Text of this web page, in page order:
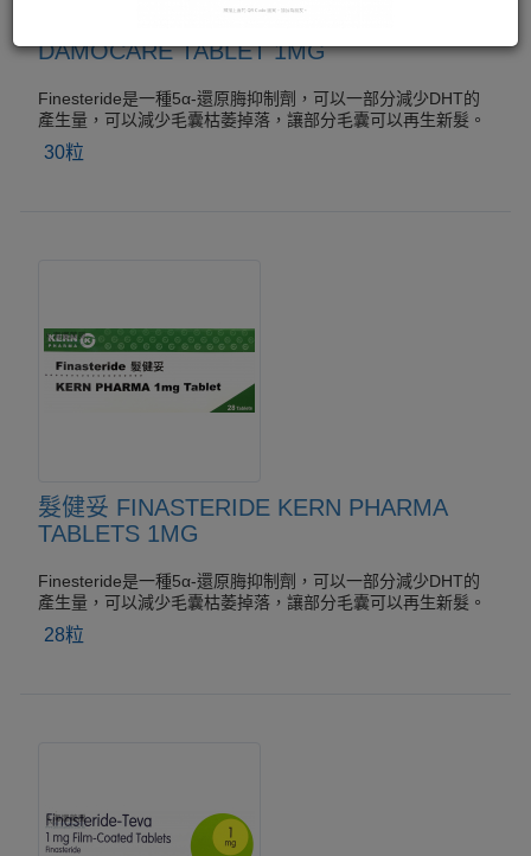
DAMOCARE TABLET 1MG
Finesteride是一種5α-還原脢抑制劑，可以一部分減少DHT的
產生量，可以減少毛囊枯萎掉落，讓部分毛囊可以再生新髮。
30粒
髮健妥 FINASTERIDE KERN PHARMA
TABLETS 1MG
Finesteride是一種5α-還原脢抑制劑，可以一部分減少DHT的
產生量，可以減少毛囊枯萎掉落，讓部分毛囊可以再生新髮。
28粒